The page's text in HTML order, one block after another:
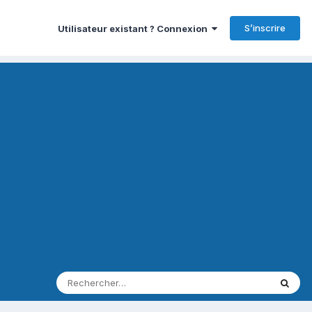
Utilisateur existant ? Connexion S’inscrire